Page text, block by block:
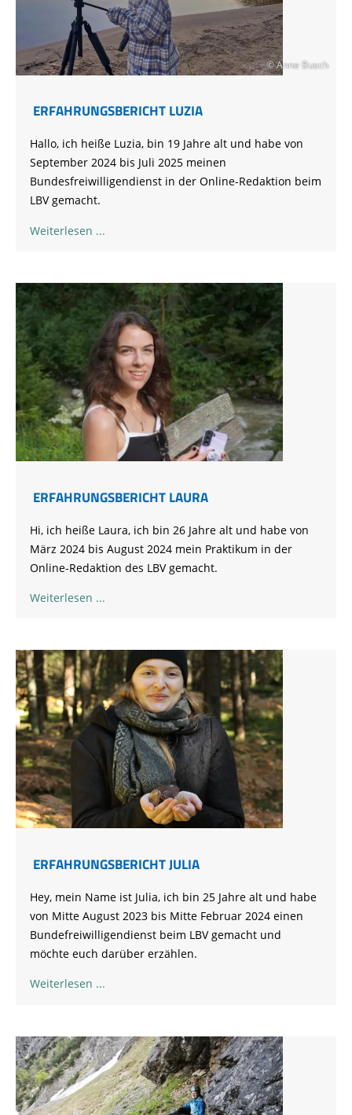
© Anne Busch
ERFAHRUNGSBERICHT LUZIA
Hallo, ich heiße Luzia, bin 19 Jahre alt und habe von
September 2024 bis Juli 2025 meinen
Bundesfreiwilligendienst in der Online-Redaktion beim
LBVgemacht.
Weiterlesen
ERFAHRUNGSBERICHT LAURA
Hi, ich heiße Laura, ich bin 26 Jahre alt und habe von
März 2024 bis August 2024 mein Praktikum in der
Online-Redaktion des LBV gemacht.
Weiterlesen
ERFAHRUNGSBERICHT JULIA
Hey, mein Name ist Julia, ich bin 25 Jahre alt und habe
von Mitte August 2023 bis Mitte Februar 2024 einen
Bundefreiwilligendienst beim LBV gemacht und
möchte euch darüber erzählen.
Weiterlesen